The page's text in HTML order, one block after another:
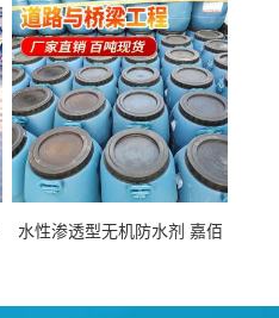
厂家
水性渗透型无机防水剂 嘉佰